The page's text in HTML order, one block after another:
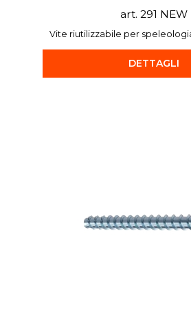
art. 291 NEW
Vite riutilizzabile per
DETTAGLI